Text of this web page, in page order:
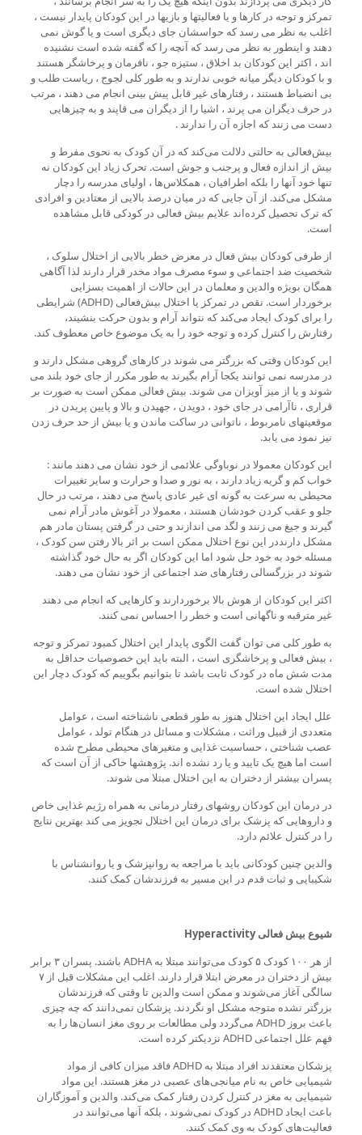
تمرکز و توجه در کارها و یا فعالیتها و بازیها در این کودکان پایدار نیست ،
اغلب به نظر می رسد که حواسشان جای دیگری است و یا گوش نمی
دهند و اینطور به نظر می رسد که آنچه را که گفته شده است نشنیده
اند ، اکثر این کودکان بد اخلاق ، ستیزه جو ، نافرمان و پرخاشگر هستند
و با کودکان دیگر میانه خوبی ندارند و به طور کلی لجوج ، ریاست طلب و
بی انضباط هستند ، رفتارهای غیر قابل پیش بینی انجام می دهند ، مرتب
در حرف دیگران می پرند ، اشیا را از دیگران می قاپند و به چیزهایی
دست می زنند که اجازه آن را ندارند .
بیش‌فعالی به حالتی دلالت می‌کند که در آن کودک به نحوی مفرط و
بیش از اندازه فعال و پرجنب‌ و جوش است. تحرک زیاد این کودکان نه
تنها خود آنها را بلکه اطرافیان ، همکلاس‌ها ، اولیای مدرسه را دچار
مشکل می‌کند. از آن جایی که در میان درصد بالایی از معتادین و افرادی
که ترک تحصیل کرده‌اند علایم بیش فعالی در کودکی قابل مشاهده
است.
از طرفی کودکان بیش فعال در معرض خطر بالایی از اختلال سلوک ،
شخصیت ضد اجتماعی و سوء مصرف مواد مخدر قرار دارند لذا آگاهی
همگان بویژه والدین و معلمان در این حالات از اهمیت بسزایی
برخوردار است. نقص در تمرکز یا اختلال بیش‌فعالی (ADHD) شرایطی
را برای کودک ایجاد می‌کند که نتواند آرام و بدون حرکت بنشیند،
رفتارش را کنترل کرده و توجه خود را به یک موضوع خاص معطوف کند.
این کودکان وقتی که بزرگتر می شوند در کارهای گروهی مشکل دارند و
در مدرسه نمی توانند یکجا آرام بگیرند به طور مکرر از جای خود بلند می
شوند و یا از میز آویزان می شوند. بیش فعالی ممکن است به صورت بر
قراری ، ناآرامی در جای خود ، دویدن ، جهیدن و بالا و پایین پریدن در
موقعیتهای نامربوط ، ناتوانی در ساکت ماندن و یا بیش از حد حرف زدن
نیز نمود می یابد.
این کودکان معمولا در نوباوگی علائمی از خود نشان می دهند مانند :
خواب کم و گریه زیاد دارند ، به نور و صدا و حرارت و سایر تغییرات
محیطی به سرعت به گونه ای غیر عادی پاسخ می دهند ، مرتب در حال
جلو و عقب کردن خودشان هستند ، معمولا در آغوش مادر آرام نمی
گیرند و جیغ می زنند و لگد می اندازند و حتی در گرفتن پستان مادر هم
مشکل دارنددر این نوع اختلال ممکن است بر اثر بالا رفتن سن کودک ،
مسئله خود به خود حل شود اما این کودکان اگر به حال خود گذاشته
شوند در بزرگسالی رفتارهای ضد اجتماعی از خود نشان می دهند.
اکثر این کودکان از هوش بالا برخوردارند و کارهایی که انجام می دهند
غیر مترقبه و ناگهانی است و خطر را احساس نمی کنند.
به طور کلی می توان گفت الگوی پایدار این اختلال کمبود تمرکز و توجه
، بیش فعالی و پرخاشگری است ، البته باید این خصوصیات حداقل به
مدت شش ماه در کودک ثابت باشد تا بتوانیم بگوییم که کودک دچار این
اختلال شده است.
علل ایجاد این اختلال هنوز به طور قطعی ناشناخته است ، عوامل
متعددی از قبیل وراثت ، مشکلات و مسائل در هنگام تولد ، عوامل
عصب شناختی ، حساسیت غذایی و متغیرهای محیطی مطرح شده
است اما هیچ یک تایید و یا رد نشده اند. پژوهشها حاکی از آن است که
پسران بیشتر از دختران به این اختلال مبتلا می شوند.
در درمان این کودکان روشهای رفتار درمانی به همراه رژیم غذایی خاص
و داروهایی که پزشک برای درمان این اختلال تجویز می کند بهترین نتایج
را در کنترل علائم دارد.
والدین چنین کودکانی باید با مراجعه به روانپزشک و یا روانشناس با
شکیبایی و ثبات قدم در این مسیر به فرزندشان کمک کنند.
شیوع بیش فعالی Hyperactivity
از هر ۱۰۰ کودک ۵ کودک می‌توانند مبتلا به ADHA باشند. پسران ۳ برابر
بیش از دختران در معرض ابتلا قرار دارند. اغلب این مشکلات قبل از ۷
سالگی آغاز می‌شوند و ممکن است والدین تا وقتی که فرزندشان
بزرگتر نشده متوجه مشکل او نگردند. پزشکان نمی‌دانند که چه چیزی
باعث بروز ADHD می‌گردد ولی مطالعات بر روی مغز انسان‌ها را به
فهم علل اجتماعی ADHD نزدیکتر کرده است.
پزشکان معتقدند افراد مبتلا به ADHD فاقد میزان کافی از مواد
شیمیایی خاص به نام میانجی‌های عصبی در مغز هستند. این مواد
شیمیایی به مغز در کنترل کردن رفتار کمک می‌کند. والدین و آموزگاران
باعث ایجاد ADHD در کودک نمی‌شوند ، بلکه آنها می‌توانند در
فعالیت‌های کودک به وی کمک کنند.